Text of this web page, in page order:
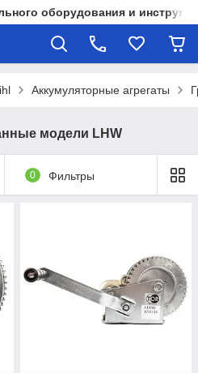
оборудования и
Аккумуляторные агрегаты
модели LHW
0 Фильтры